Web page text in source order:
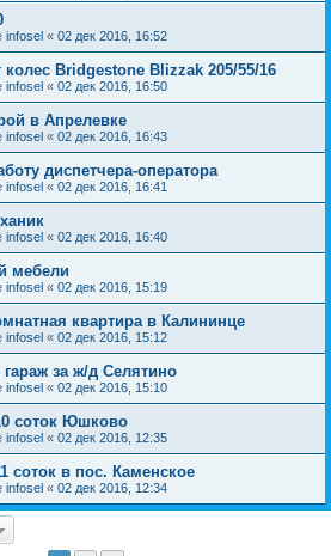
infosel « 02 дек 2016, 16:52
Bridgestone Blizzak 205/55/16
infosel « 02 дек 2016, 16:50
в Апрелевке
infosel « 02 дек 2016, 16:43
диспетчера-оператора
infosel « 02 дек 2016, 16:41
infosel « 02 дек 2016, 16:40
мебели
infosel « 02 дек 2016, 15:19
квартира в Калининце
infosel « 02 дек 2016, 15:12
за ж/д Селятино
infosel « 02 дек 2016, 15:10
соток Юшково
infosel « 02 дек 2016, 12:35
соток в пос. Каменское
infosel « 02 дек 2016, 12:34